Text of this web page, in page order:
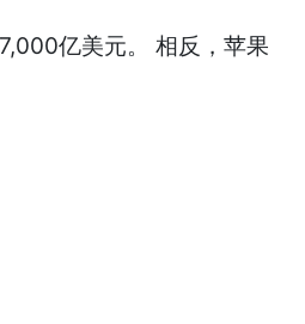
亿美元。 相反，苹果